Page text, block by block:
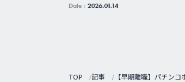
Date : 2026.01.14
TOP 記事 【早期離職】パチン